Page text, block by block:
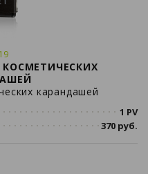
КОСМЕТИЧЕСКИХ
карандашей
1 PV
370 руб.